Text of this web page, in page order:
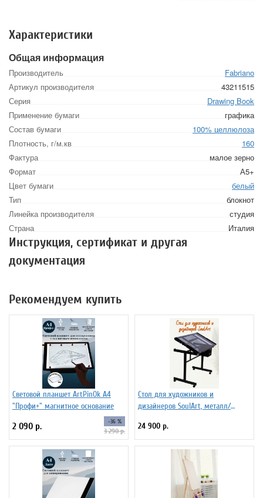
Характеристики
Общая информация
Производитель
Fabriano
Артикул производителя
43211515
Серия
Drawing Book
Применение бумаги
графика
Состав бумаги
100% целлюлоза
Плотность, г/м.кв
160
Фактура
малое зерно
Формат
А5+
Цвет бумаги
белый
Тип
блокнот
Линейка производителя
студия
Страна
Италия
Инструкция, сертификат и другая
документация
Рекомендуем купить
Световой планшет ArtPinOk А4
"Профи+" магнитное основание
2 090 р. -36 %
3 290 р.
Стол для художников и
дизайнеров SoulArt, металл/
24 900 р.